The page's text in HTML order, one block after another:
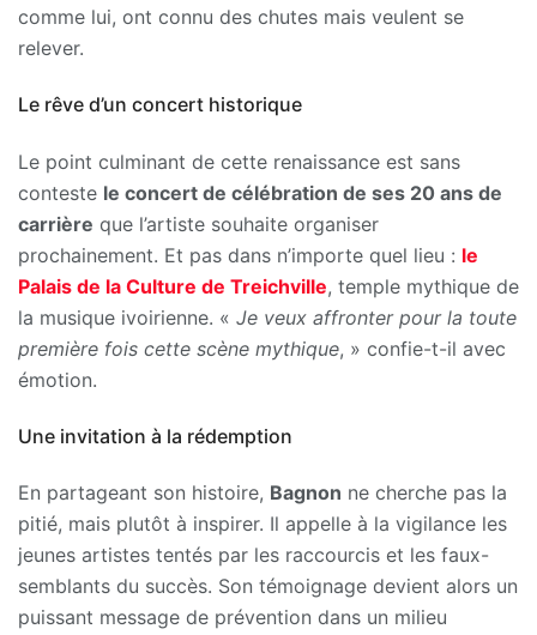
comme lui, ont connu des chutes mais veulent se
relever.
Le rêve d’un concert historique
Le point culminant de cette renaissance est sans
conteste le concert de célébration de ses 20 ans de
carrière que l’artiste souhaite organiser
prochainement. Et pas dans n’importe quel lieu : le
Palais de la Culture de Treichville, temple mythique de
la musique ivoirienne. « Je veux affronter pour la toute
première fois cette scène mythique, » confie-t-il avec
émotion.
Une invitation à la rédemption
En partageant son histoire, Bagnon ne cherche pas la
pitié, mais plutôt à inspirer. Il appelle à la vigilance les
jeunes artistes tentés par les raccourcis et les faux-
semblants du succès. Son témoignage devient alors un
puissant message de prévention dans un milieu